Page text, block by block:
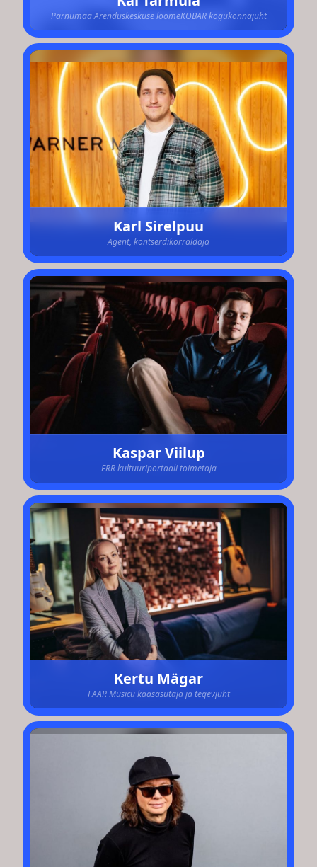
Pärnumaa Arenduskeskuse loomeKOBAR kogukonnajuht
Karl Sirelpuu
Agent, kontserdikorraldaja
Kaspar Viilup
ERR kultuuriportaali toimetaja
Kertu Mägar
FAAR Musicu kaasasutaja ja tegevjuht